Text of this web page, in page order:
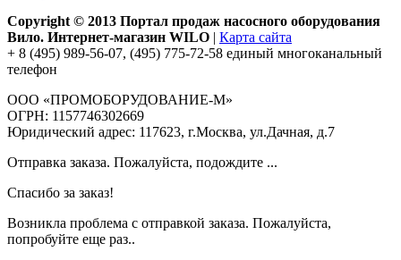
Copyright © 2013 Портал продаж насосного оборудования
Вило. Интернет-магазин WILO | Карта сайта
+ 8 (495) 989-56-07, (495) 775-72-58 единый многоканальный
телефон
ООО «ПРОМОБОРУДОВАНИЕ-М»
ОГРН: 1157746302669
Юридический адрес: 117623, г.Москва, ул.Дачная, д.7
Отправка заказа. Пожалуйста, подождите ...
Спасибо за заказ!
Возникла проблема с отправкой заказа. Пожалуйста,
попробуйте еще раз..